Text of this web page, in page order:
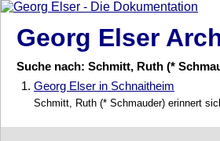
Georg Elser
Suche nach: Schmitt, Ruth (*
1. Georg Elser in Schnaitheim
Schmitt, Ruth (* Schmauder) erinnert